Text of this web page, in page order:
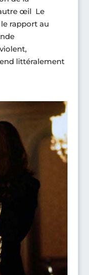
œil Le
rapport au
littéralement